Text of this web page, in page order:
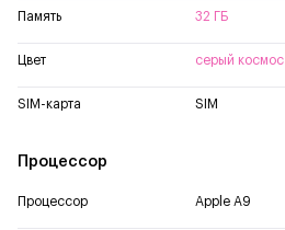
Память 32 ГБ
Цвет серый космос
SIM-карта SIM
Процессор
Процессор Apple A9